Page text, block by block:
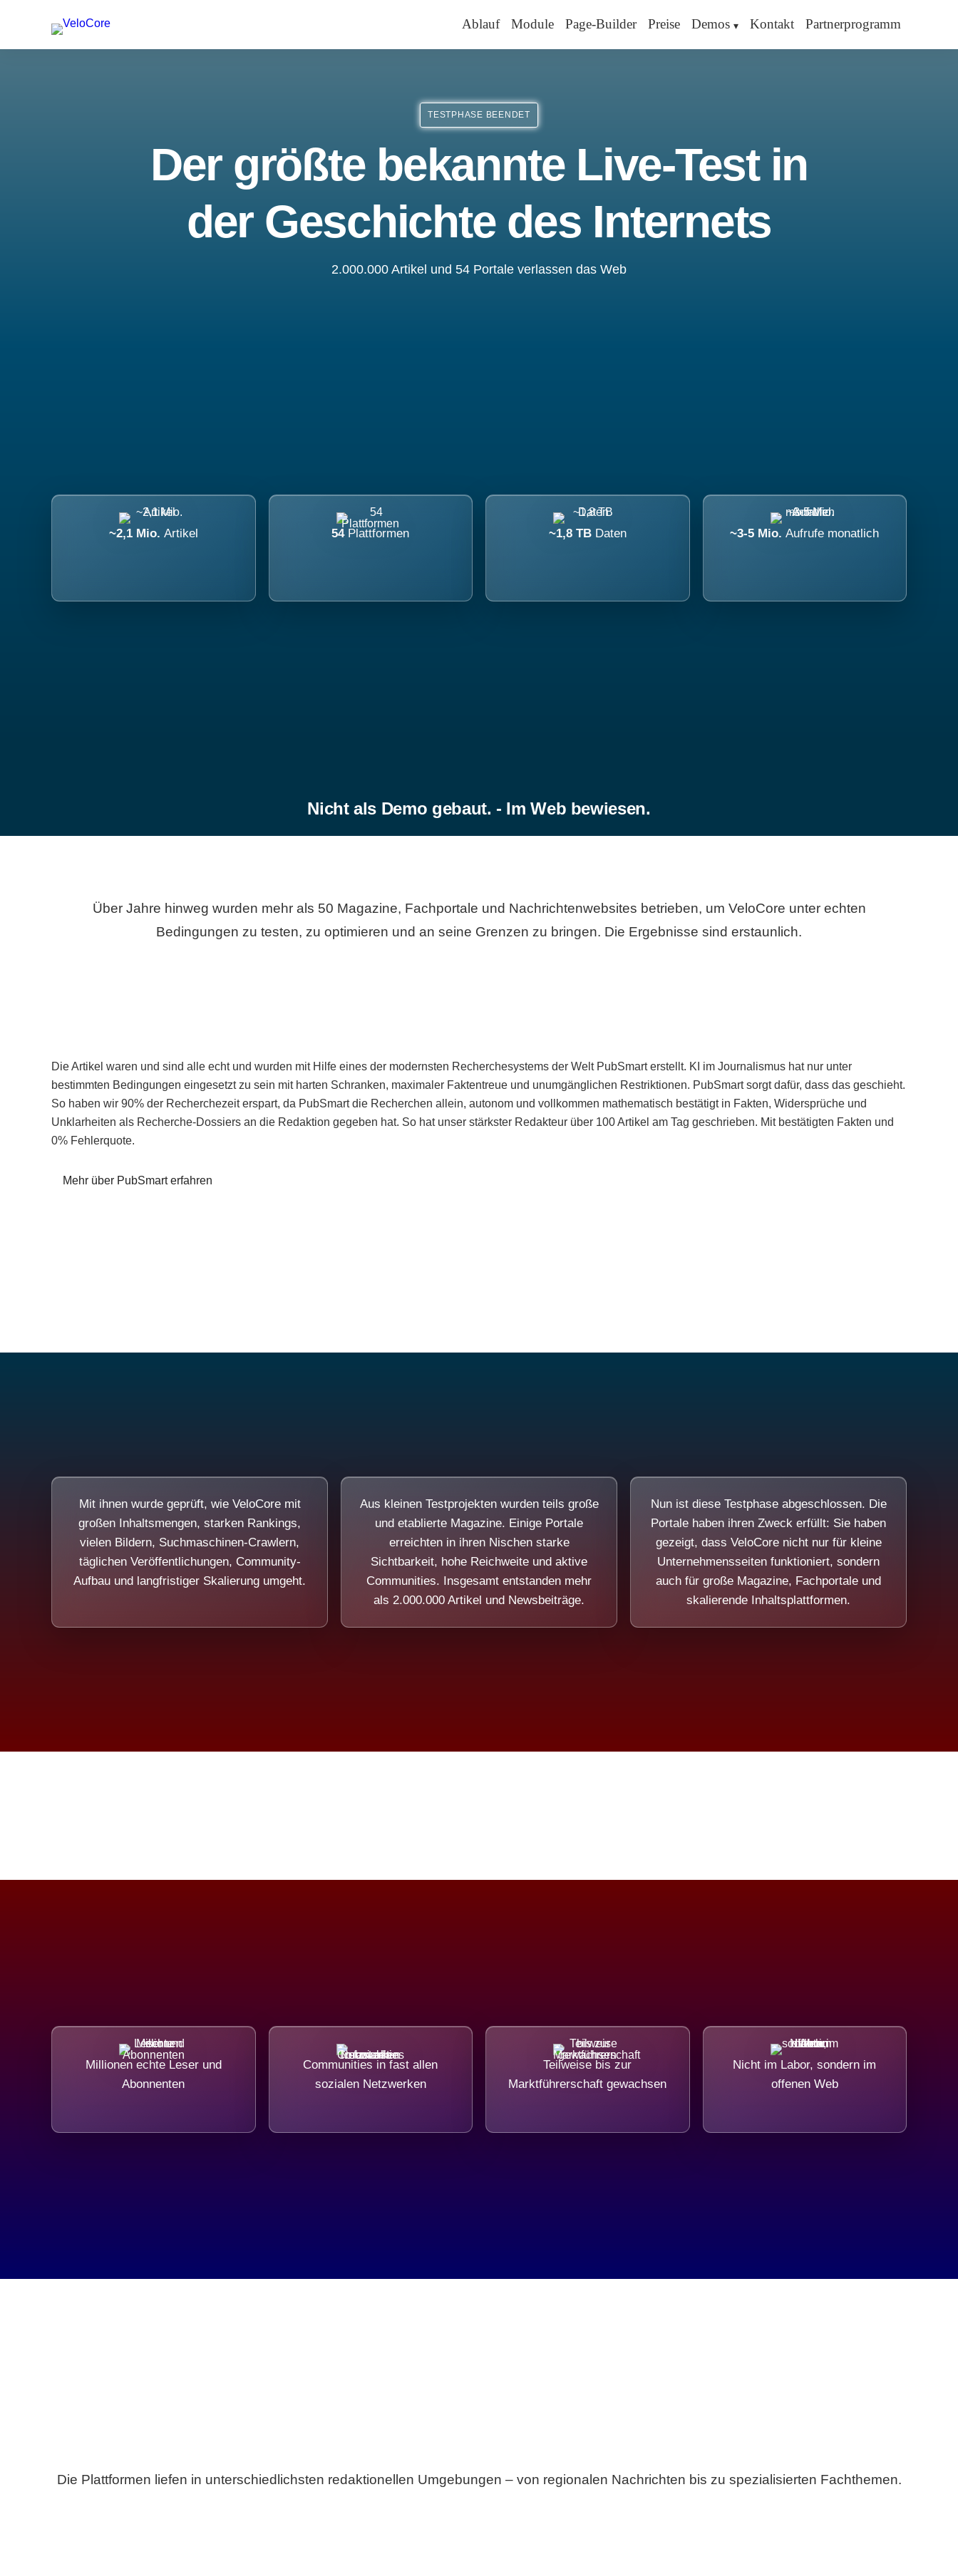
Ablauf Module Page-Builder Preise Demos Kontakt Partnerprogramm
TESTPHASE BEENDET
Der größte bekannte Live-Test in
der Geschichte des Internets
2.000.000 Artikel und 54 Portale verlassen das Web
~2,1 Mio. Artikel 54 Plattformen ~1,8 TB Daten ~3-5 Mio.Aufrufe monatlich
Nicht als Demo gebaut. - Im Web bewiesen.
Über Jahre hinweg wurden mehr als 50 Magazine, Fachportale und Nachrichtenwebsites betrieben, um VeloCore unter echten
Bedingungen zu testen, zu optimieren und an seine Grenzen zu bringen. Die Ergebnisse sind erstaunlich.
Die Artikel waren und sind alle echt und wurden mit Hilfe eines der modernsten Recherchesystems der Welt PubSmart erstellt. KI im Journalismus hat nur unter
bestimmten Bedingungen eingesetzt zu sein mit harten Schranken, maximaler Faktentreue und unumgänglichen Restriktionen. PubSmart sorgt dafür, dass das geschieht.
So haben wir 90% der Recherchezeit erspart, da PubSmart die Recherchen allein, autonom und vollkommen mathematisch bestätigt in Fakten, Widersprüche und
Unklarheiten als Recherche-Dossiers an die Redaktion gegeben hat. So hat unser stärkster Redakteur über 100 Artikel am Tag geschrieben. Mit bestätigten Fakten und
0% Fehlerquote.
Mehr über PubSmart erfahren
Mit ihnen wurde geprüft, wie VeloCore mit
großen Inhaltsmengen, starken Rankings,
vielen Bildern, Suchmaschinen-Crawlern,
täglichen Veröffentlichungen, Community-
Aufbau und langfristiger Skalierung umgeht.
Aus kleinen Testprojekten wurden teils große
und etablierte Magazine. Einige Portale
erreichten in ihren Nischen starke
Sichtbarkeit, hohe Reichweite und aktive
Communities. Insgesamt entstanden mehr
als 2.000.000 Artikel und Newsbeiträge.
Nun ist diese Testphase abgeschlossen. Die
Portale haben ihren Zweck erfüllt: Sie haben
gezeigt, dass VeloCore nicht nur für kleine
Unternehmensseiten funktioniert, sondern
auch für große Magazine, Fachportale und
skalierende Inhaltsplattformen.
Millionen echte Leser und
Abonnenten
Communities in fast allen
sozialen Netzwerken
Teilweise bis zur
Marktführerschaft gewachsen
Nicht im Labor, sondern im
offenen Web
Die Plattformen liefen in unterschiedlichsten redaktionellen Umgebungen – von regionalen Nachrichten bis zu spezialisierten Fachthemen.